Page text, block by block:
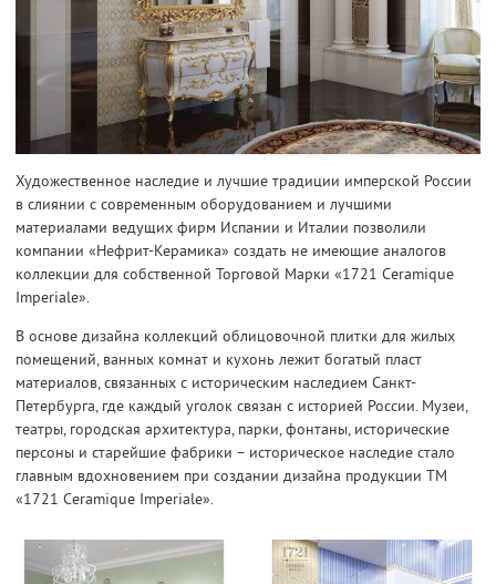
Художественное наследие и лучшие традиции имперской России
в слиянии с современным оборудованием и лучшими
материалами ведущих фирм Испании и Италии позволили
компании «Нефрит-Керамика» создать не имеющие аналогов
коллекции для собственной Торговой Марки «1721 Ceramique
Imperiale».
В основе дизайна коллекций облицовочной плитки для жилых
помещений, ванных комнат и кухонь лежит богатый пласт
материалов, связанных с историческим наследием Санкт-
Петербурга, где каждый уголок связан с историей России. Музеи,
театры, городская архитектура, парки, фонтаны, исторические
персоны и старейшие фабрики – историческое наследие стало
главным вдохновением при создании дизайна продукции ТМ
«1721 Ceramique Imperiale».